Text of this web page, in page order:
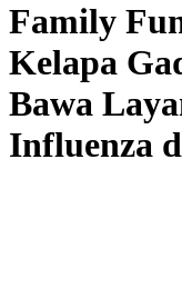
Family
Kelapa
Bawa
Influenza